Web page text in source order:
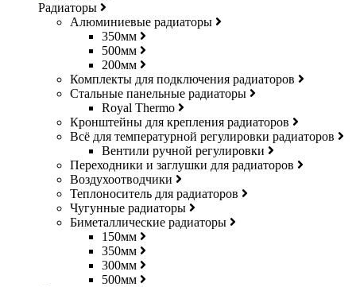
Радиаторы
Алюминиевые радиаторы
350мм
500мм
200мм
Комплекты для подключения радиаторов
Стальные панельные радиаторы
Royal Thermo
Кронштейны для крепления радиаторов
Всё для температурной регулировки радиаторов
Вентили ручной регулировки
Переходники и заглушки для радиаторов
Воздухоотводчики
Теплоноситель для радиаторов
Чугунные радиаторы
Биметаллические радиаторы
150мм
350мм
300мм
500мм